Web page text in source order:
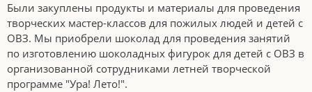
Были закуплены продукты и материалы для проведения
творческих мастер-классов для пожилых людей и детей с
ОВЗ. Мы приобрели шоколад для проведения занятий
по изготовлению шоколадных фигурок для детей с ОВЗ в
организованной сотрудниками летней творческой
программе "Ура! Лето!".